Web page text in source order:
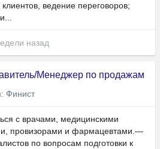
ведение переговоров;
назад
Менеджер по продажам
Финист
с врачами, медицинскими
провизорами и фармацевтами.—
по вопросам подготовки к